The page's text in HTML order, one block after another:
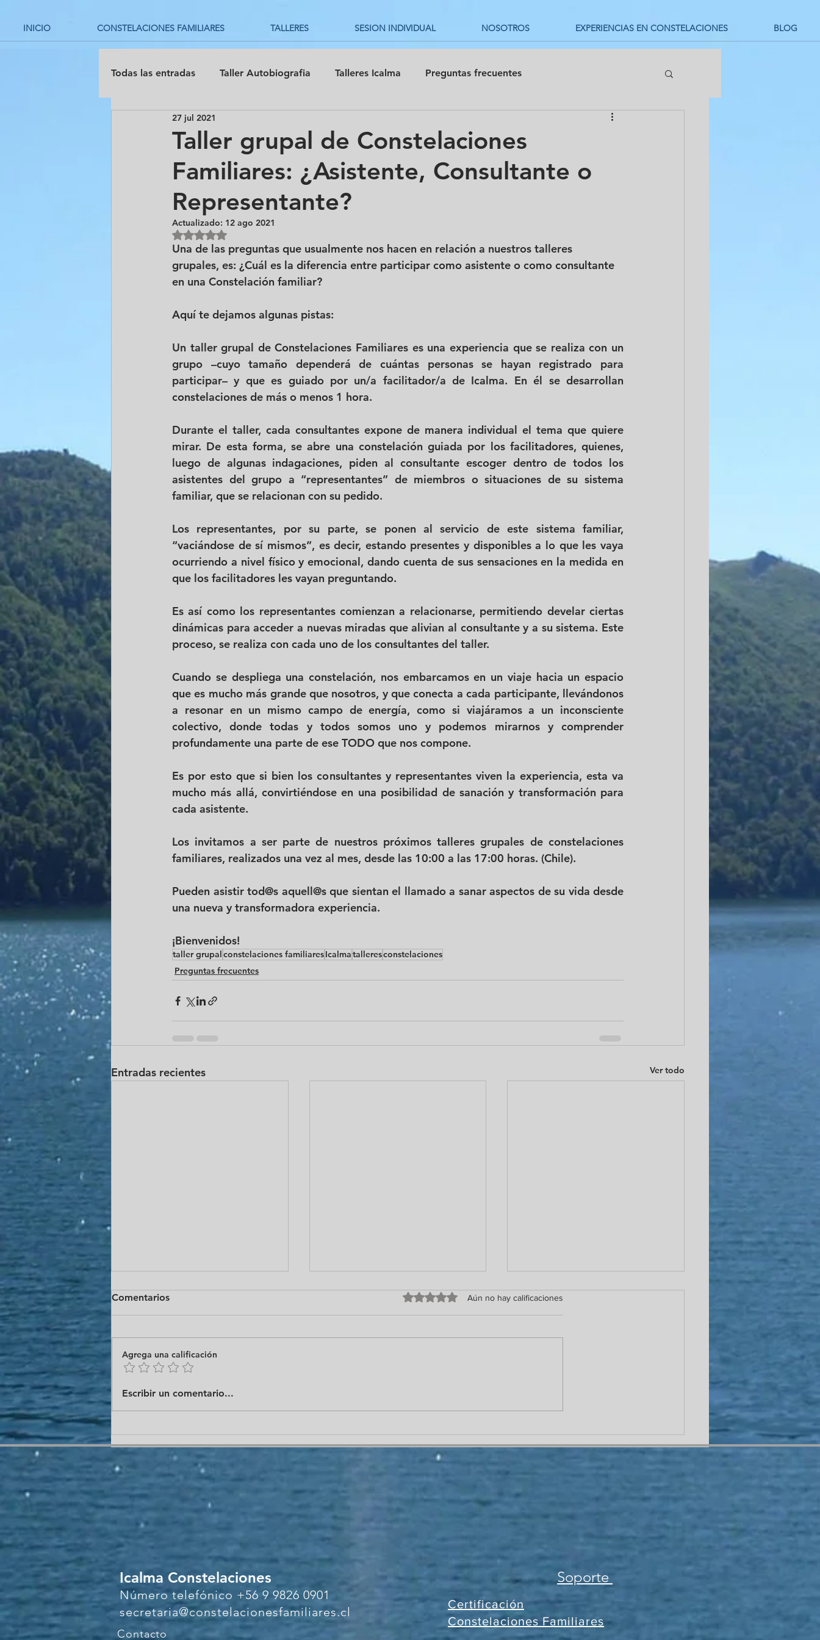
INICIO CONSTELACIONES FAMILIARES TALLERES SESION INDIVIDUAL NOSOTROS EXPERIENCIAS EN CONSTELACIONES BLOG
Todas las entradas Taller Autobiografia Talleres Icalma Preguntas frecuentes
Taller grupal de Constelaciones
Familiares: ¿Asistente, Consultante o
Representante?
27 jul 2021
Actualizado: 12 ago 2021
Obtuvo NaN de 5 estrellas.
Una de las preguntas que usualmente nos hacen en relación a nuestros talleres
grupales, es: ¿Cuál es la diferencia entre participar como asistente o como consultante
en una Constelación familiar?
Aquí te dejamos algunas pistas:
Un taller grupal de Constelaciones Familiares es una experiencia que se realiza con un
grupo –cuyo tamaño dependerá de cuántas personas se hayan registrado para
participar– y que es guiado por un/a facilitador/a de Icalma. En él se desarrollan
constelaciones de más o menos 1 hora.
Durante el taller, cada consultantes expone de manera individual el tema que quiere
mirar. De esta forma, se abre una constelación guiada por los facilitadores, quienes,
luego de algunas indagaciones, piden al consultante escoger dentro de todos los
asistentes del grupo a “representantes” de miembros o situaciones de su sistema
familiar, que se relacionan con su pedido.
Los representantes, por su parte, se ponen al servicio de este sistema familiar,
“vaciándose de sí mismos”, es decir, estando presentes y disponibles a lo que les vaya
ocurriendo a nivel físico y emocional, dando cuenta de sus sensaciones en la medida en
que los facilitadores les vayan preguntando.
Es así como los representantes comienzan a relacionarse, permitiendo develar ciertas
dinámicas para acceder a nuevas miradas que alivian al consultante y a su sistema. Este
proceso, se realiza con cada uno de los consultantes del taller.
Cuando se despliega una constelación, nos embarcamos en un viaje hacia un espacio
que es mucho más grande que nosotros, y que conecta a cada participante, llevándonos
a resonar en un mismo campo de energía, como si viajáramos a un inconsciente
colectivo, donde todas y todos somos uno y podemos mirarnos y comprender
profundamente una parte de ese TODO que nos compone.
Es por esto que si bien los consultantes y representantes viven la experiencia, esta va
mucho más allá, convirtiéndose en una posibilidad de sanación y transformación para
cada asistente.
​Los invitamos a ser parte de nuestros próximos talleres grupales de constelaciones
familiares, realizados una vez al mes, desde las 10:00 a las 17:00 horas. (Chile).
Pueden asistir tod@s aquell@s que sientan el llamado a sanar aspectos de su vida desde
una nueva y transformadora experiencia.
¡Bienvenidos!
taller grupalconstelaciones familiaresIcalmatalleresconstelaciones
Preguntas frecuentes
Entradas recientes Ver todo
Síntomas físicos y
normal lo que siento?
Comentarios Obtuvo 0 de 5 estrellas.
Aún no hay calificaciones
Agrega una calificación
Escribir un comentario...
Icalma Constelaciones
Número telefónico +56 9 9826 0901
secretaria@constelacionesfamiliares.cl
Contacto
Soporte
Certificación
Constelaciones Familiares